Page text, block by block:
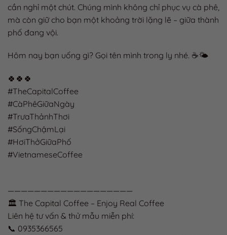
cần nghỉ một chút. Chúng mình không chỉ phục vụ cà phê,
mà còn giữ cho bạn một khoảng trời lặng lẽ – giữa thành
phố đang vội.
Hôm nay bạn uống gì? Gọi tên mình trong ly nhé. ☕🌤️
🍀🍀🍀
#TheCapitalCoffee
#CàPhêGiữaNgày
#TrưaThảnhThơi
#SốngChậmLại
#HơiThởGiữaPhố
#VietnameseCoffee
———————————————————
🏛️ The Capital Coffee – Enjoy Real Coffee
Liên hệ tư vấn & thử mẫu miễn phí:
📞 0935366565